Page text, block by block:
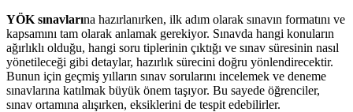
YÖK sınavlarına hazırlanırken, ilk adım olarak sınavın formatını ve
kapsamını tam olarak anlamak gerekiyor. Sınavda hangi konuların
ağırlıklı olduğu, hangi soru tiplerinin çıktığı ve sınav süresinin nasıl
yönetileceği gibi detaylar, hazırlık sürecini doğru yönlendirecektir.
Bunun için geçmiş yılların sınav sorularını incelemek ve deneme
sınavlarına katılmak büyük önem taşıyor. Bu sayede öğrenciler,
sınav ortamına alışırken, eksiklerini de tespit edebilirler.